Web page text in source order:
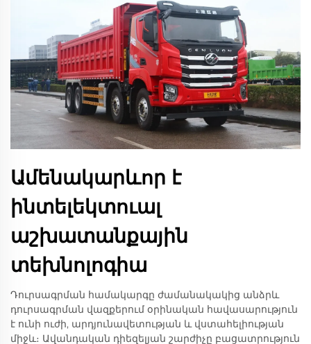
Ամենակարևոր է
ինտելեկտուալ
աշխատանքային
տեխնոլոգիա
Դուրսագրման համակարգը ժամանակակից անձրև
դուրսագրման վազքերում օրինական հավասարություն
է ունի ուժի, արդյունավետության և վստահելիության
միջև։ Ավանդական դիեզելյան շարժիչը բացատրություն